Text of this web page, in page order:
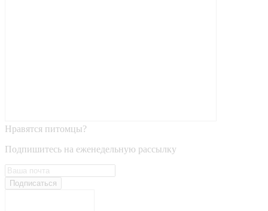
Нравятся питомцы?
Подпишитесь на еженедельную рассылку
Подписаться